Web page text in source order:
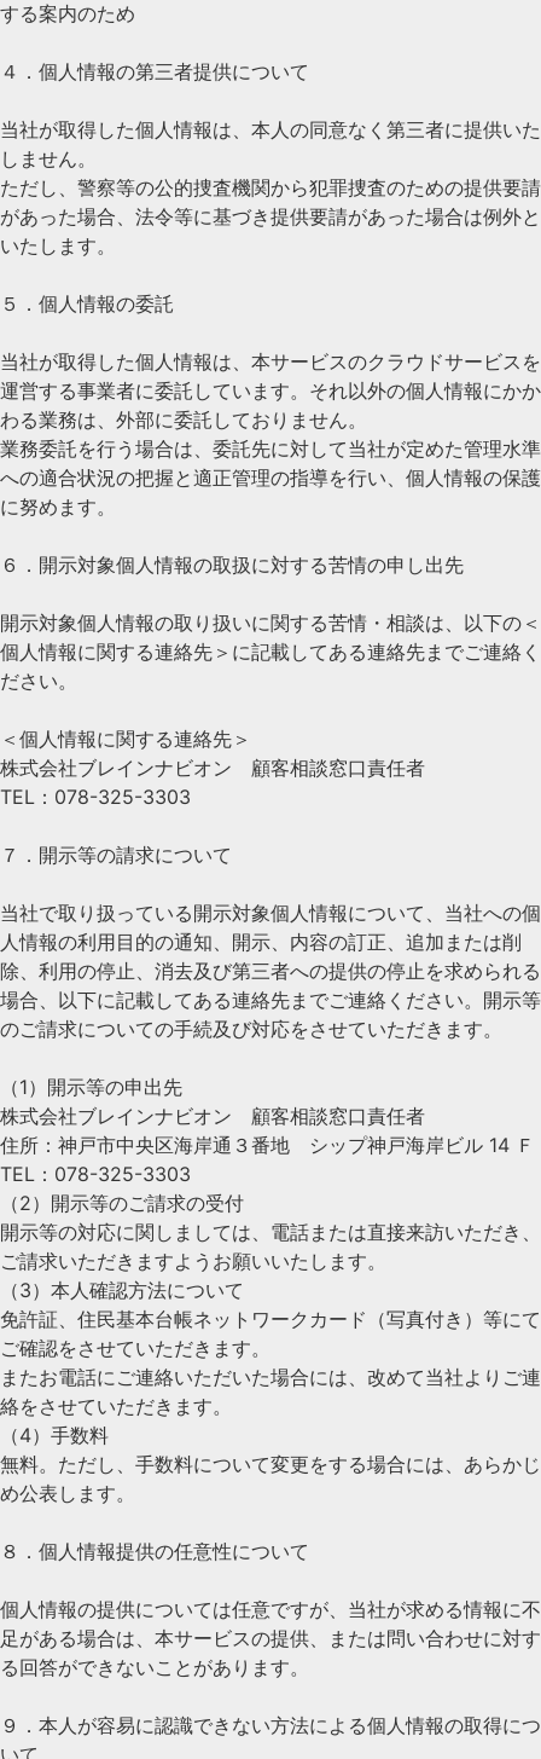
する案内のため
４．個人情報の第三者提供について
当社が取得した個人情報は、本人の同意なく第三者に提供いた
しません。
ただし、警察等の公的捜査機関から犯罪捜査のための提供要請
があった場合、法令等に基づき提供要請があった場合は例外と
いたします。
５．個人情報の委託
当社が取得した個人情報は、本サービスのクラウドサービスを
運営する事業者に委託しています。それ以外の個人情報にかか
わる業務は、外部に委託しておりません。
業務委託を行う場合は、委託先に対して当社が定めた管理水準
への適合状況の把握と適正管理の指導を行い、個人情報の保護
に努めます。
６．開示対象個人情報の取扱に対する苦情の申し出先
開示対象個人情報の取り扱いに関する苦情・相談は、以下の＜
個人情報に関する連絡先＞に記載してある連絡先までご連絡く
ださい。
＜個人情報に関する連絡先＞
株式会社ブレインナビオン 顧客相談窓口責任者
TEL：078-325-3303
７．開示等の請求について
当社で取り扱っている開示対象個人情報について、当社への個
人情報の利用目的の通知、開示、内容の訂正、追加または削
除、利用の停止、消去及び第三者への提供の停止を求められる
場合、以下に記載してある連絡先までご連絡ください。開示等
のご請求についての手続及び対応をさせていただきます。
（1）開示等の申出先
株式会社ブレインナビオン 顧客相談窓口責任者
住所：神戸市中央区海岸通３番地 シップ神戸海岸ビル 14 Ｆ
TEL：078-325-3303
（2）開示等のご請求の受付
開示等の対応に関しましては、電話または直接来訪いただき、
ご請求いただきますようお願いいたします。
（3）本人確認方法について
免許証、住民基本台帳ネットワークカード（写真付き）等にて
ご確認をさせていただきます。
またお電話にご連絡いただいた場合には、改めて当社よりご連
絡をさせていただきます。
（4）手数料
無料。ただし、手数料について変更をする場合には、あらかじ
め公表します。
８．個人情報提供の任意性について
個人情報の提供については任意ですが、当社が求める情報に不
足がある場合は、本サービスの提供、または問い合わせに対す
る回答ができないことがあります。
９．本人が容易に認識できない方法による個人情報の取得につ